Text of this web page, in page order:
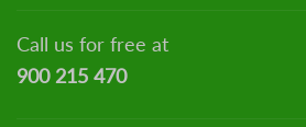
Call us for free at
900 215 470